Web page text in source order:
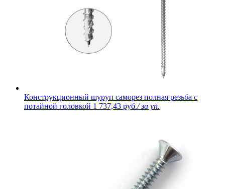
Конструкционный шуруп саморез полная резьба с
потайной головкой 1 737,43 руб./ за уп.